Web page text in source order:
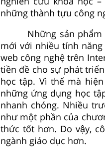
những thành tựu công
Những sản
mới với nhiều tính
web công nghệ trên
tiền đề cho sự phát
học tập. Vì thế mà
những ứng dụng học
nhanh chóng. Nhiều
như một phần của
thức tốt hơn. Do vậy,
ngành giáo dục hơn.